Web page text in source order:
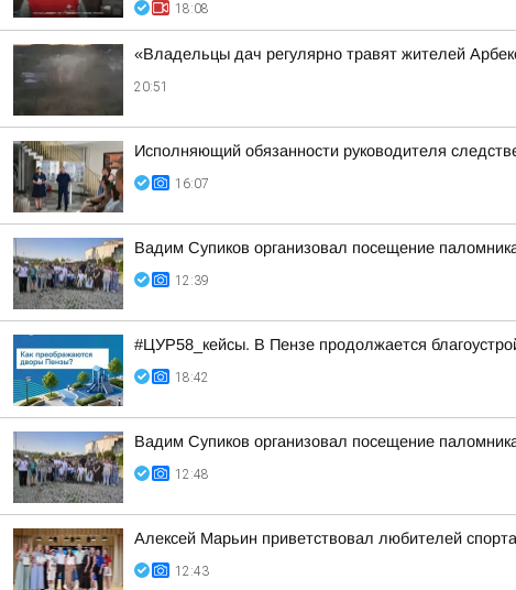
18:08
«Владельцы дач регулярно травят жителей
20:51
Исполняющий обязанности руководителя
16:07
Вадим Супиков организовал посещение
12:39
#ЦУР58_кейсы. В Пензе продолжается
18:42
Вадим Супиков организовал посещение
12:48
Алексей Марьин приветствовал любителей
12:43